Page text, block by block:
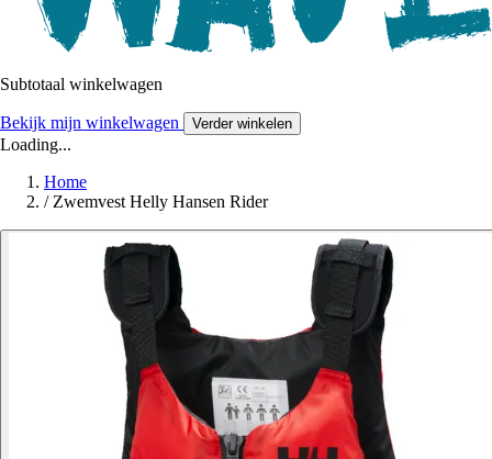
Subtotaal winkelwagen
Bekijk mijn winkelwagen Verder winkelen
Loading...
Home
/ Zwemvest Helly Hansen Rider